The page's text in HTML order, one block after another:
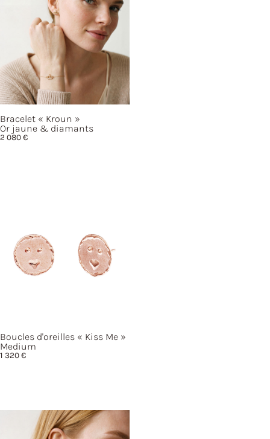
Bracelet « Kroun »
Or jaune & diamants
2 080€
Boucles d'oreilles « Kiss Me »
Medium
1 320€